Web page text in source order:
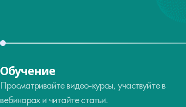
Обучение
Просматривайте видео-курсы, участвуйте в
вебинарах и читайте статьи.